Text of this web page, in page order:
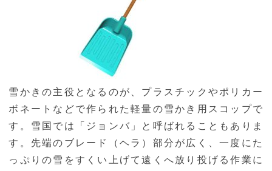
雪かきの主役となるのが、プラスチックやポリカー
ボネートなどで作られた軽量の雪かき用スコップで
す。雪国では「ジョンバ」と呼ばれることもありま
す。先端のブレード（ヘラ）部分が広く、一度にた
っぷりの雪をすくい上げて遠くへ放り投げる作業に